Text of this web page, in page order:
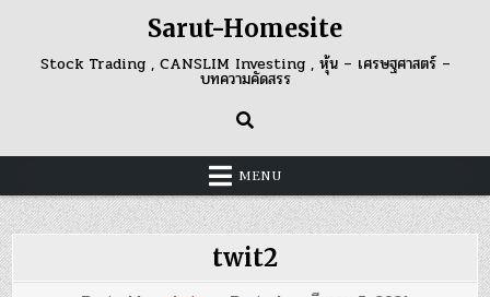
content
Sarut-Homesite
Stock Trading , CANSLIM Investing , หุ้น – เศรษฐศาสตร์ –
บทความคัดสรร
MENU
twit2